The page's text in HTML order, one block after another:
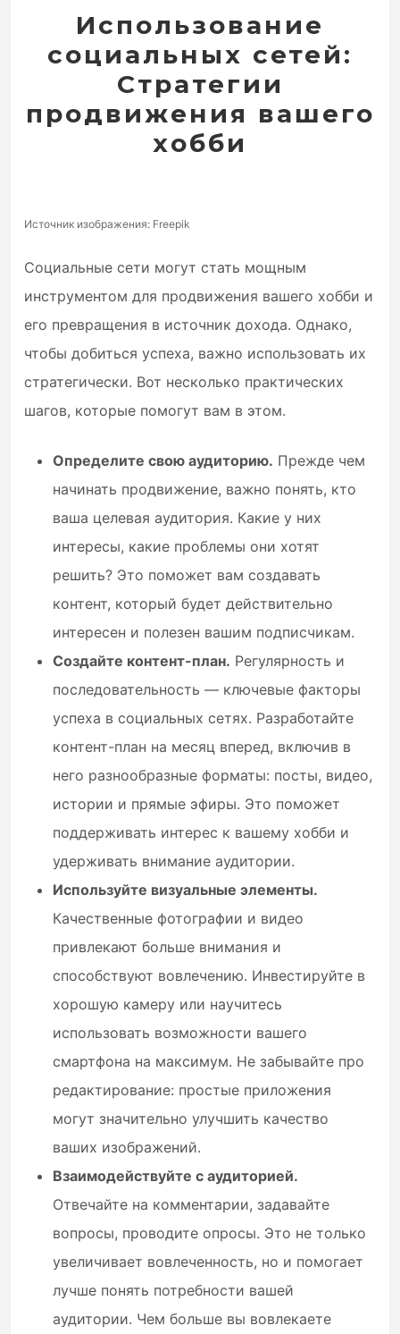
Использование
социальных сетей:
Стратегии
продвижения вашего
хобби
Источник изображения: Freepik
Социальные сети могут стать мощным
инструментом для продвижения вашего хобби и
его превращения в источник дохода. Однако,
чтобы добиться успеха, важно использовать их
стратегически. Вот несколько практических
шагов, которые помогут вам в этом.
Определите свою аудиторию. Прежде чем
начинать продвижение, важно понять, кто
ваша целевая аудитория. Какие у них
интересы, какие проблемы они хотят
решить? Это поможет вам создавать
контент, который будет действительно
интересен и полезен вашим подписчикам.
Создайте контент-план. Регулярность и
последовательность — ключевые факторы
успеха в социальных сетях. Разработайте
контент-план на месяц вперед, включив в
него разнообразные форматы: посты, видео,
истории и прямые эфиры. Это поможет
поддерживать интерес к вашему хобби и
удерживать внимание аудитории.
Используйте визуальные элементы.
Качественные фотографии и видео
привлекают больше внимания и
способствуют вовлечению. Инвестируйте в
хорошую камеру или научитесь
использовать возможности вашего
смартфона на максимум. Не забывайте про
редактирование: простые приложения
могут значительно улучшить качество
ваших изображений.
Взаимодействуйте с аудиторией.
Отвечайте на комментарии, задавайте
вопросы, проводите опросы. Это не только
увеличивает вовлеченность, но и помогает
лучше понять потребности вашей
аудитории. Чем больше вы вовлекаете